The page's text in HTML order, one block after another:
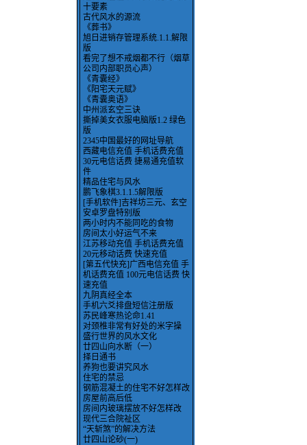
十要素
古代风水的源流
《葬书》
旭日进销存管理系统.1.1.解限
版
看完了想不戒烟都不行（烟草
公司内部职员心声）
《青囊经》
《阳宅天元赋》
《青囊奥语》
中州派玄空三诀
撕掉美女衣服电脑版1.2 绿色
版
2345中国最好的网址导航
西藏电信充值 手机话费充值
30元电信话费 捷易通充值软
件
精品住宅与风水
鹏飞象棋3.1.1.5解限版
[手机软件]吉祥坊三元、玄空
安卓罗盘特别版
两小时内不能同吃的食物
房间太小好运气不来
江苏移动充值 手机话费充值
20元移动话费 快速充值
[第五代快充]广西电信充值 手
机话费充值 100元电信话费 快
速充值
九阴真经全本
手机六爻排盘短信注册版
苏民峰寒热论命1.41
对颈椎非常有好处的米字操
盛行世界的风水文化
廿四山向水断（一）
择日通书
养狗也要讲究风水
住宅的禁忌
钢筋混凝土的住宅不好怎样改
房屋前高后低
房间内玻璃摆放不好怎样改
现代三合院祉区
“天斩煞”的解决方法
廿四山论砂(一)